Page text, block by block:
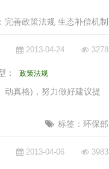
完善政策法规 生态补偿机制
2013-04-24 3278
： 政策法规
动真格)，努力做好建议提
标签：环保部
2013-04-06 3983